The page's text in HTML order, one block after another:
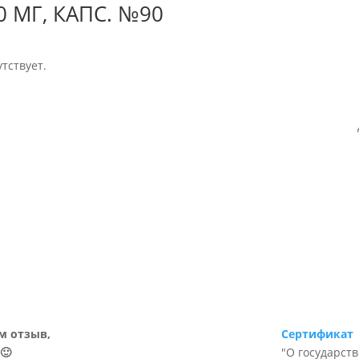
МГ, КАПС. №90
отзыв,
Сертификат
"О